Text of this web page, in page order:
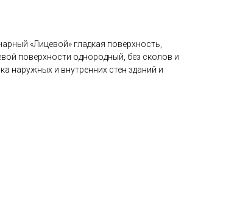
«Лицевой» гладкая поверхность,
поверхности однородный, без сколов и
наружных и внутренних стен зданий и